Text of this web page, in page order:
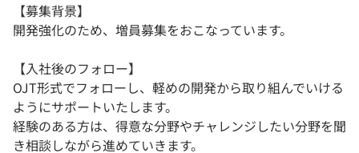
【募集背景】
開発強化のため、増員募集をおこなっています。
【入社後のフォロー】
OJT形式でフォローし、軽めの開発から取り組んでいける
ようにサポートいたします。
経験のある方は、得意な分野やチャレンジしたい分野を聞
き相談しながら進めていきます。